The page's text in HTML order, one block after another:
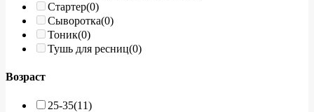
Стартер(0)
Сыворотка(0)
Тоник(0)
Тушь для ресниц(0)
Возраст
25-35(11)